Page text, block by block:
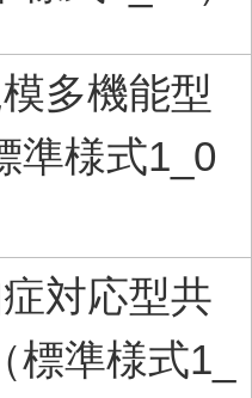
多機能型
準様式1_0
対応型共
準様式1_